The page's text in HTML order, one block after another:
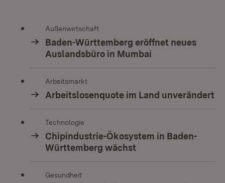
Außenwirtschaft
Baden-Württemberg eröffnet neues
Auslandsbüro in Mumbai
Arbeitsmarkt
Arbeitslosenquote im Land unverändert
Technologie
Chipindustrie-Ökosystem in Baden-
Württemberg wächst
Gesundheit